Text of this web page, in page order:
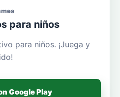
para niños
para niños. ¡Juega y
Google Play